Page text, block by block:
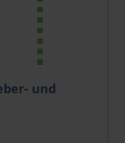
und
chosen on the